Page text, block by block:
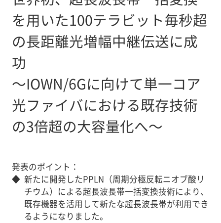
を用いた100テラビット毎秒超
の長距離光増幅中継伝送に成
功
～IOWN/6Gに向けて単一コア
光ファイバにおける既存技術
の3倍超の大容量化へ～
発表のポイント：
◆ 新たに開発したPPLN（周期分極反転ニオブ酸リ
チウム）による超長波長帯一括変換技術により、
既存機器を活用して新たな超長波長帯が利用でき
るようになりました。